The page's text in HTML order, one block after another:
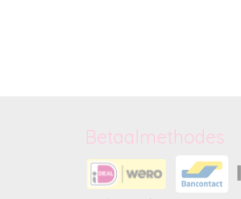
Betaalmethodes